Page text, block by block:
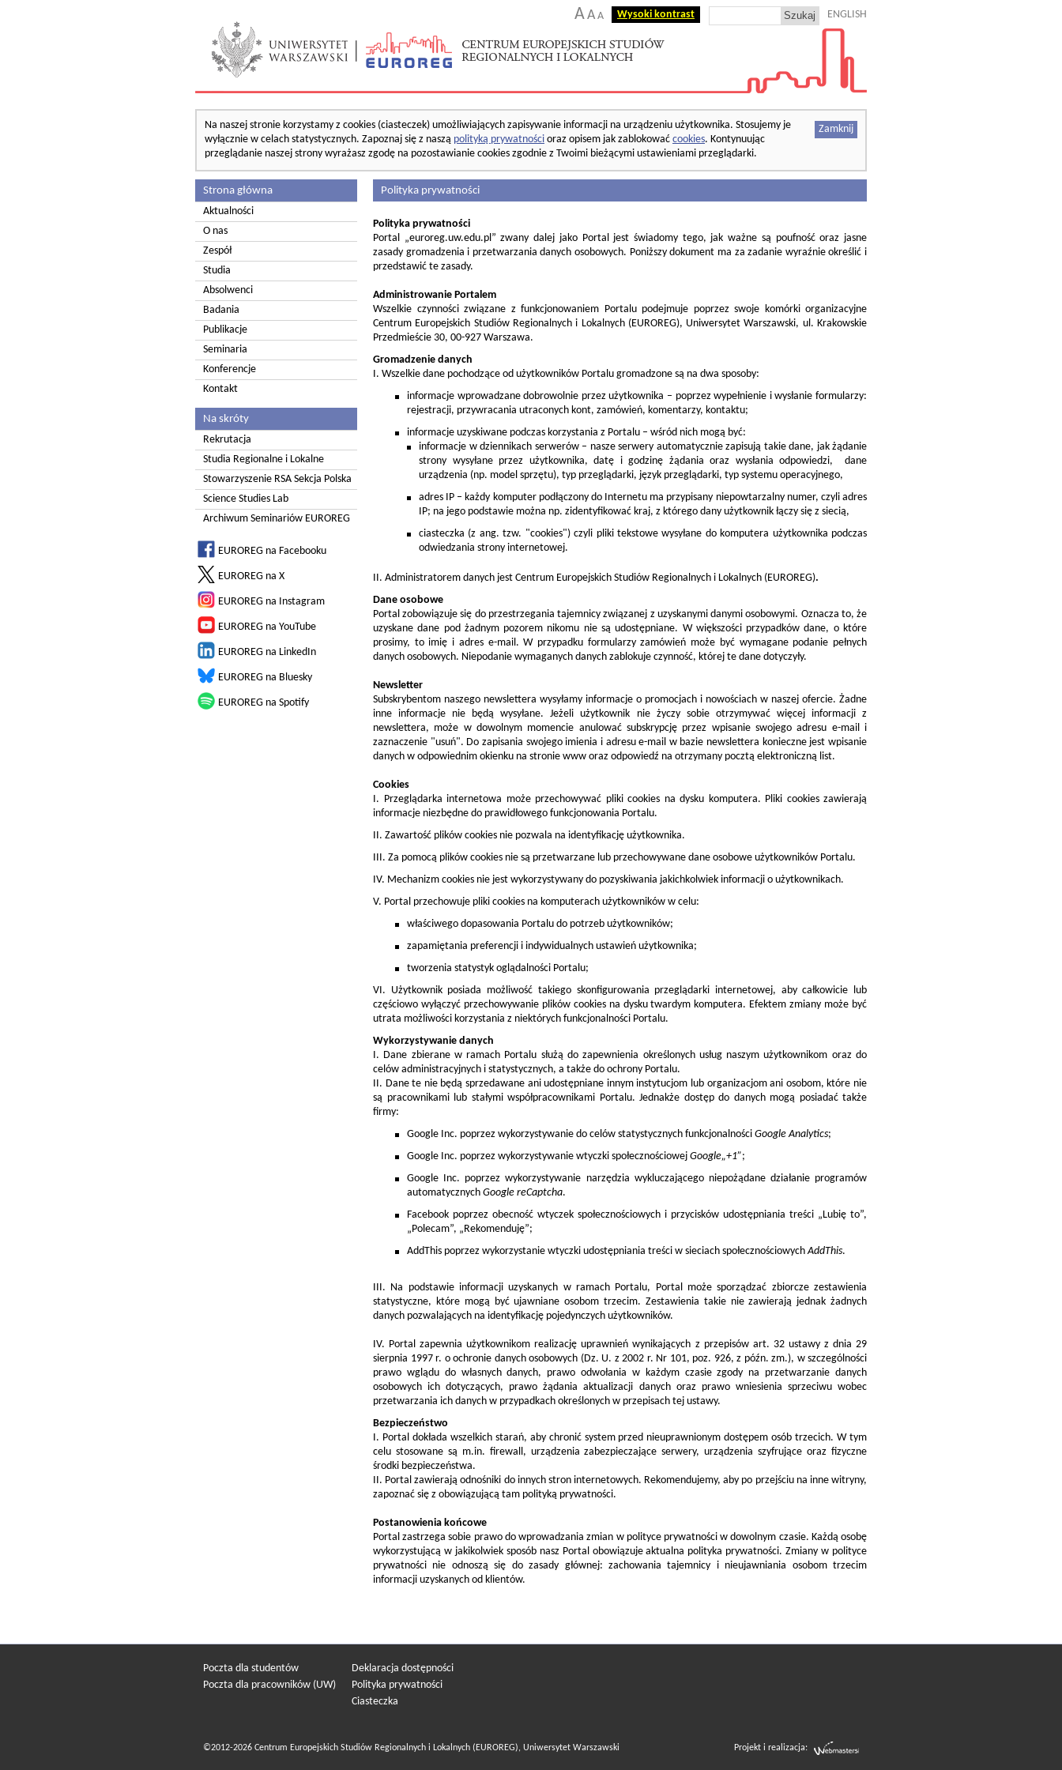
AA A Wysoki kontrast ENGLISH
Zamknij
Na naszej stronie korzystamy z cookies (ciasteczek) umożliwiających zapisywanie informacji na urządzeniu użytkownika. Stosujemy je
wyłącznie w celach statystycznych. Zapoznaj się z naszą polityką prywatności oraz opisem jak zablokować cookies. Kontynuując
przeglądanie naszej strony wyrażasz zgodę na pozostawianie cookies zgodnie z Twoimi bieżącymi ustawieniami przeglądarki.
Strona główna
Aktualności
O nas
Zespół
Studia
Absolwenci
Badania
Publikacje
Seminaria
Konferencje
Kontakt
Na skróty
Rekrutacja
Studia Regionalne i Lokalne
Stowarzyszenie RSA Sekcja Polska
Science Studies Lab
Archiwum Seminariów EUROREG
EUROREG na Facebooku
EUROREG na X
EUROREG na Instagram
EUROREG na YouTube
EUROREG na LinkedIn
EUROREG na Bluesky
EUROREG na Spotify
Polityka prywatności
Polityka prywatności
Portal „euroreg.uw.edu.pl” zwany dalej jako Portal jest świadomy tego, jak ważne są poufność oraz jasne
zasady gromadzenia i przetwarzania danych osobowych. Poniższy dokument ma za zadanie wyraźnie określić i
przedstawić te zasady.
Administrowanie Portalem
Wszelkie czynności związane z funkcjonowaniem Portalu podejmuje poprzez swoje komórki organizacyjne
Centrum Europejskich Studiów Regionalnych i Lokalnych (EUROREG), Uniwersytet Warszawski, ul. Krakowskie
Przedmieście 30, 00-927 Warszawa.
Gromadzenie danych
I. Wszelkie dane pochodzące od użytkowników Portalu gromadzone są na dwa sposoby:
informacje wprowadzane dobrowolnie przez użytkownika – poprzez wypełnienie i wysłanie formularzy:
rejestracji, przywracania utraconych kont, zamówień, komentarzy, kontaktu;
informacje uzyskiwane podczas korzystania z Portalu – wśród nich mogą być:
informacje w dziennikach serwerów – nasze serwery automatycznie zapisują takie dane, jak żądanie
strony wysyłane przez użytkownika, datę i godzinę żądania oraz wysłania odpowiedzi, dane
urządzenia (np. model sprzętu), typ przeglądarki, język przeglądarki, typ systemu operacyjnego,
adres IP – każdy komputer podłączony do Internetu ma przypisany niepowtarzalny numer, czyli adres
IP; na jego podstawie można np. zidentyfikować kraj, z którego dany użytkownik łączy się z siecią,
ciasteczka (z ang. tzw. "cookies") czyli pliki tekstowe wysyłane do komputera użytkownika podczas
odwiedzania strony internetowej.
II. Administratorem danych jest Centrum Europejskich Studiów Regionalnych i Lokalnych (EUROREG).
Dane osobowe
Portal zobowiązuje się do przestrzegania tajemnicy związanej z uzyskanymi danymi osobowymi. Oznacza to, że
uzyskane dane pod żadnym pozorem nikomu nie są udostępniane. W większości przypadków dane, o które
prosimy, to imię i adres e-mail. W przypadku formularzy zamówień może być wymagane podanie pełnych
danych osobowych. Niepodanie wymaganych danych zablokuje czynność, której te dane dotyczyły.
Newsletter
Subskrybentom naszego newslettera wysyłamy informacje o promocjach i nowościach w naszej ofercie. Żadne
inne informacje nie będą wysyłane. Jeżeli użytkownik nie życzy sobie otrzymywać więcej informacji z
newslettera, może w dowolnym momencie anulować subskrypcję przez wpisanie swojego adresu e-mail i
zaznaczenie "usuń". Do zapisania swojego imienia i adresu e-mail w bazie newslettera konieczne jest wpisanie
danych w odpowiednim okienku na stronie www oraz odpowiedź na otrzymany pocztą elektroniczną list.
Cookies
I. Przeglądarka internetowa może przechowywać pliki cookies na dysku komputera. Pliki cookies zawierają
informacje niezbędne do prawidłowego funkcjonowania Portalu.
II. Zawartość plików cookies nie pozwala na identyfikację użytkownika.
III. Za pomocą plików cookies nie są przetwarzane lub przechowywane dane osobowe użytkowników Portalu.
IV. Mechanizm cookies nie jest wykorzystywany do pozyskiwania jakichkolwiek informacji o użytkownikach.
V. Portal przechowuje pliki cookies na komputerach użytkowników w celu:
właściwego dopasowania Portalu do potrzeb użytkowników;
zapamiętania preferencji i indywidualnych ustawień użytkownika;
tworzenia statystyk oglądalności Portalu;
VI. Użytkownik posiada możliwość takiego skonfigurowania przeglądarki internetowej, aby całkowicie lub
częściowo wyłączyć przechowywanie plików cookies na dysku twardym komputera. Efektem zmiany może być
utrata możliwości korzystania z niektórych funkcjonalności Portalu.
Wykorzystywanie danych
I. Dane zbierane w ramach Portalu służą do zapewnienia określonych usług naszym użytkownikom oraz do
celów administracyjnych i statystycznych, a także do ochrony Portalu.
II. Dane te nie będą sprzedawane ani udostępniane innym instytucjom lub organizacjom ani osobom, które nie
są pracownikami lub stałymi współpracownikami Portalu. Jednakże dostęp do danych mogą posiadać także
firmy:
Google Inc. poprzez wykorzystywanie do celów statystycznych funkcjonalności Google Analytics;
Google Inc. poprzez wykorzystywanie wtyczki społecznościowej Google„+1”;
Google Inc. poprzez wykorzystywanie narzędzia wykluczającego niepożądane działanie programów
automatycznych Google reCaptcha.
Facebook poprzez obecność wtyczek społecznościowych i przycisków udostępniania treści „Lubię to”,
„Polecam”, „Rekomenduję”;
AddThis poprzez wykorzystanie wtyczki udostępniania treści w sieciach społecznościowychAddThis.
III. Na podstawie informacji uzyskanych w ramach Portalu, Portal może sporządzać zbiorcze zestawienia
statystyczne, które mogą być ujawniane osobom trzecim. Zestawienia takie nie zawierają jednak żadnych
danych pozwalających na identyfikację pojedynczych użytkowników.
IV. Portal zapewnia użytkownikom realizację uprawnień wynikających z przepisów art. 32 ustawy z dnia 29
sierpnia 1997 r. o ochronie danych osobowych (Dz. U. z 2002 r. Nr 101, poz. 926, z późn. zm.), w szczególności
prawo wglądu do własnych danych, prawo odwołania w każdym czasie zgody na przetwarzanie danych
osobowych ich dotyczących, prawo żądania aktualizacji danych oraz prawo wniesienia sprzeciwu wobec
przetwarzania ich danych w przypadkach określonych w przepisach tej ustawy.
Bezpieczeństwo
I. Portal dokłada wszelkich starań, aby chronić system przed nieuprawnionym dostępem osób trzecich. W tym
celu stosowane są m.in. firewall, urządzenia zabezpieczające serwery, urządzenia szyfrujące oraz fizyczne
środki bezpieczeństwa.
II. Portal zawierają odnośniki do innych stron internetowych. Rekomendujemy, aby po przejściu na inne witryny,
zapoznać się z obowiązującą tam polityką prywatności.
Postanowienia końcowe
Portal zastrzega sobie prawo do wprowadzania zmian w polityce prywatności w dowolnym czasie. Każdą osobę
wykorzystującą w jakikolwiek sposób nasz Portal obowiązuje aktualna polityka prywatności. Zmiany w polityce
prywatności nie odnoszą się do zasady głównej: zachowania tajemnicy i nieujawniania osobom trzecim
informacji uzyskanych od klientów.
Poczta dla studentów
Poczta dla pracowników (UW)
Deklaracja dostępności
Polityka prywatności
Ciasteczka
©2012-2026 Centrum Europejskich Studiów Regionalnych i Lokalnych (EUROREG), Uniwersytet Warszawski Projekt i realizacja: